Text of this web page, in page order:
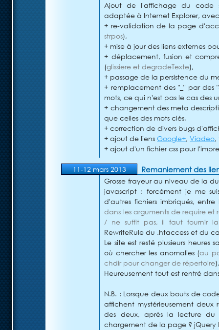
Ajout de l'affichage du code
adaptée à Internet Explorer,
+ re-validation de la page
strpos),
+ mise à jour des liens externes
+ déplacement, fusion et
(glissiere et degradeTexte),
+ passage de la persistence du
+ remplacement des "_" par des
mots, ce qui n'est pas le cas des
+ changement des meta
que celles des mots clés,
+ correction de divers bugs
+ ajout de liensGoogle+,Viadeo,
+ ajout d'un fichier css pour
11-12 mars 2013 Remaniement des
Grosse frayeur au niveau de la
javascript : forcément je me
d'autres fichiers imbriqués,
dans les arguments de require
/ ne suffit pas, il faut fournir la
RewriteRule du .htaccess et du
Le site est resté plusieurs heures
où chercher les anomalies (au
chdir pour changer de répertoire
Heureusement tout est rentré
N.B. : Lorsque deux bouts de
affichent mystérieusement deux
des deux, après la lecture du
chargement de la page ? jQuery